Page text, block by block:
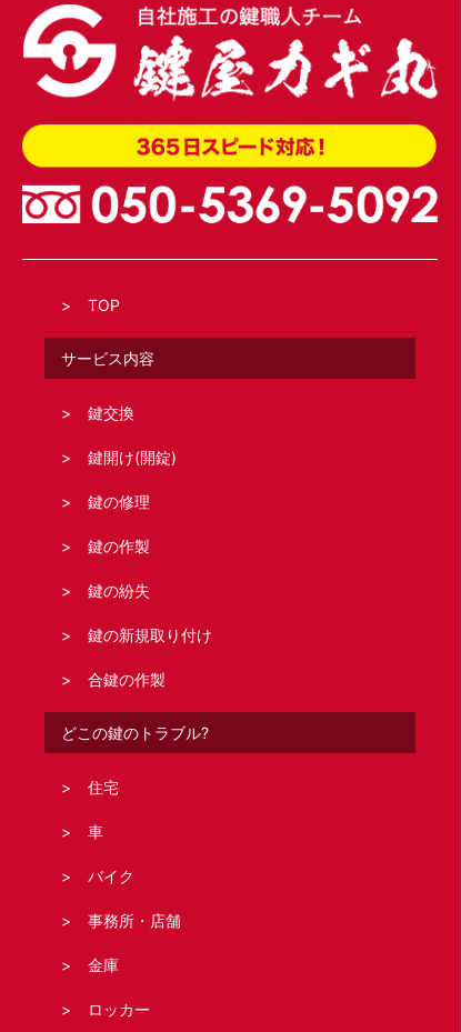
TOP
サービス内容
鍵交換
鍵開け(開錠)
鍵の修理
鍵の作製
鍵の紛失
鍵の新規取り付け
合鍵の作製
どこの鍵のトラブル?
住宅
車
バイク
事務所・店舗
金庫
ロッカー